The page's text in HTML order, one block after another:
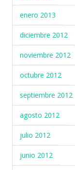
enero 2013
diciembre 2012
noviembre 2012
octubre 2012
septiembre 2012
agosto 2012
julio 2012
junio 2012